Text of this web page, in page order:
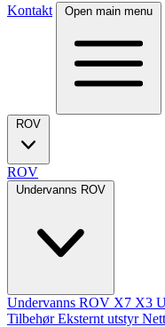
Kontakt
Open main menu
ROV
ROV
Undervanns ROV
Undervanns ROV X7 X3
TilbehørEksternt utstyr